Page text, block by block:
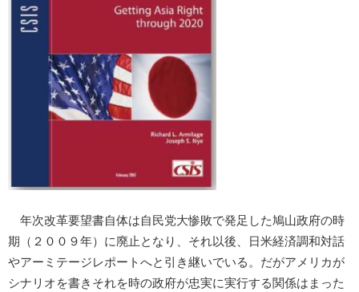
年次改革要望書自体は自民党大惨敗で発足した鳩山政府の時
期（２００９年）に廃止となり、それ以後、日米経済調和対話
やアーミテージレポートへと引き継いでいる。だがアメリカが
シナリオを書きそれを時の政府が忠実に実行する関係はまった